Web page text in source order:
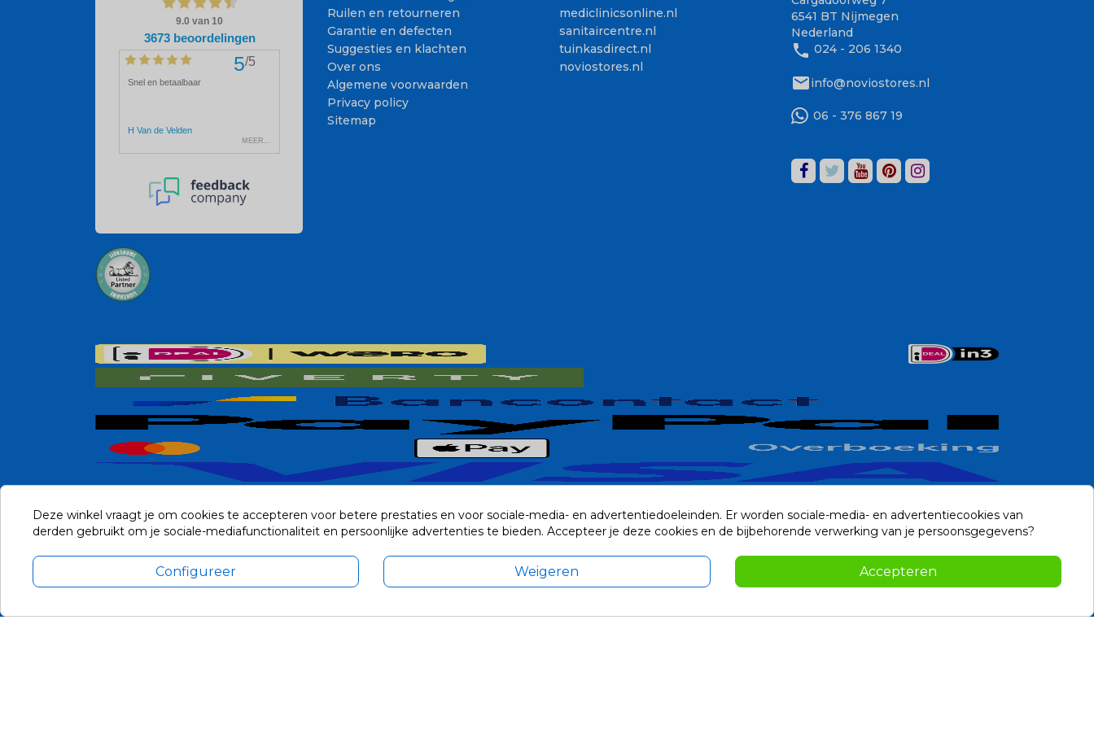
Ruilen en retourneren
Garantie en defecten
Suggesties en klachten
Over ons
Algemene voorwaarden
Privacy policy
Sitemap
mediclinicsonline.nl
sanitaircentre.nl
tuinkasdirect.nl
noviostores.nl
6541 BT Nijmegen
Nederland
phone 024 - 206 1340
mailinfo@noviostores.nl
06 - 376 867 19
Alle prijzen zijn in Euro, inclusief BTW en andere heffingen en exclusief eventuele verzendkosten.
© 2014-2026 Noviostores.nl. Alle rechten voorbehouden.
Deze winkel vraagt je om cookies te accepteren voor betere prestaties en voor sociale-media- en advertentiedoeleinden. Er worden sociale-media- en advertentiecookies van
derden gebruikt om je sociale-mediafunctionaliteit en persoonlijke advertenties te bieden. Accepteer je deze cookies en de bijbehorende verwerking van je persoonsgegevens?
Configureer Weigeren Accepteren